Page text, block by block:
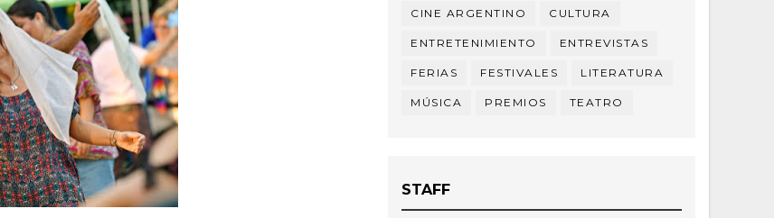
CINE ARGENTINO CULTURA
ENTRETENIMIENTO ENTREVISTAS
FERIAS FESTIVALES LITERATURA
MÚSICA PREMIOS TEATRO
STAFF